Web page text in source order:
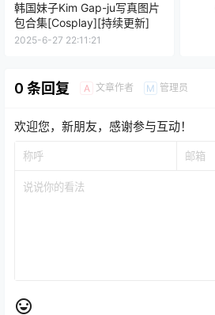
韩国妹子Kim Gap-ju写真图片
包合集[Cosplay][持续更新]
2025-6-27 22:11:21
0 条回复 A 文章作者 M 管理员
欢迎您，新朋友，感谢参与互动！